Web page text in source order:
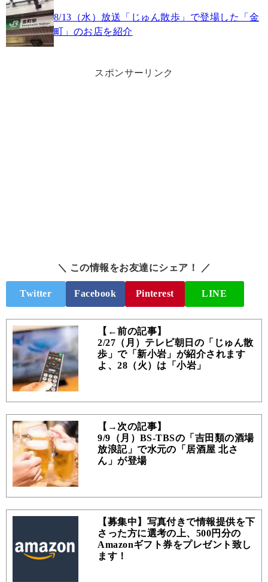
8/13（水）放送「じゅん散歩」で登場した「金
町」のお店を紹介
スポンサーリンク
＼ この情報をお友達にシェア！ ／
Twitter Facebook Pinterest LINE
【←前の記事】
2/27（月）テレビ朝日の「じゅん散
歩」で「新小岩」が紹介されます
よ、28（火）は「小岩」
【→次の記事】
9/9（月）BS-TBSの「吉田類の酒場
放浪記」で水元の「居酒屋 北さ
ん」が登場
【募集中】写真付きで情報提供を下
さった方に選考の上、500円分の
Amazonギフト券をプレゼント致し
ます！